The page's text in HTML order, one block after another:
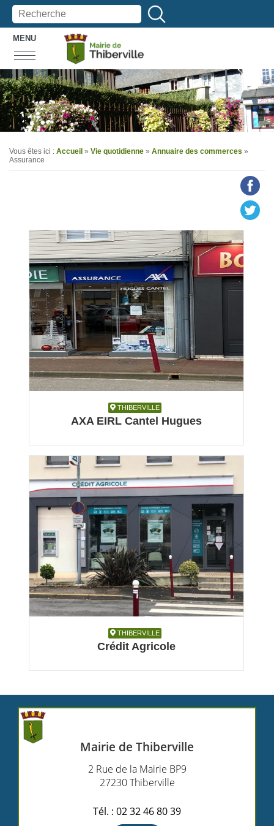
MENU
Vous êtes ici : Accueil » Vie quotidienne » Annuaire des commerces »
Assurance
THIBERVILLE
THIBERVILLE
AXA EIRL Cantel Hugues
Assurance
THIBERVILLE
THIBERVILLE
Crédit Agricole
Mairie de Thiberville
2 Rue de la Mairie BP9
27230 Thiberville
Tél. : 02 32 46 80 39